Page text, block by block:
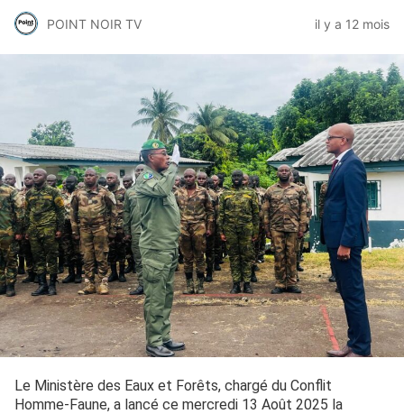
POINT NOIR TV il y a 12 mois
Le Ministère des Eaux et Forêts, chargé du Conflit
Homme-Faune, a lancé ce mercredi 13 Août 2025 la